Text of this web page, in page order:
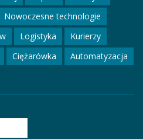
Nowoczesne technologie
Logistyka
Kurierzy
Ciężarówka Automatyzacja